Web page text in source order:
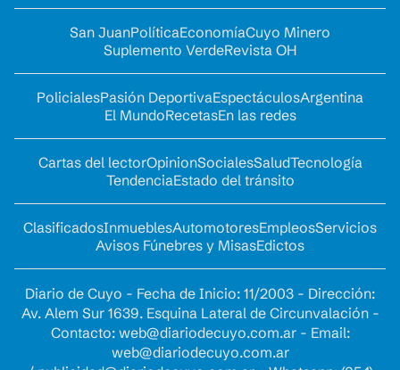
San JuanPolíticaEconomíaCuyo Minero
Suplemento VerdeRevista OH
PolicialesPasión DeportivaEspectáculosArgentina
El MundoRecetasEn las redes
Cartas del lectorOpinionSocialesSaludTecnología
TendenciaEstado del tránsito
ClasificadosInmueblesAutomotoresEmpleosServicios
Avisos Fúnebres y MisasEdictos
Diario de Cuyo - Fecha de Inicio: 11/2003 - Dirección:
Av. Alem Sur 1639. Esquina Lateral de Circunvalación -
Contacto: web@diariodecuyo.com.ar- Email:
web@diariodecuyo.com.ar